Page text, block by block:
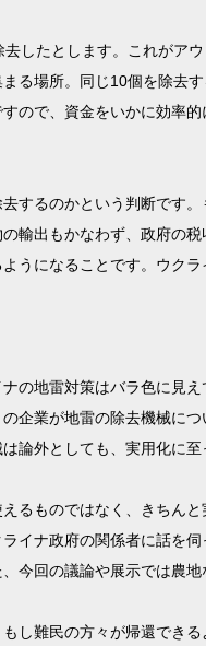
したとします。これがア
る場所。同じ10個を除去
ので、資金をいかに効率
するのかという判断です
輸出もかなわず、政府の
うになることです。ウク
の地雷対策はバラ色に見
企業が地雷の除去機械に
論外としても、実用化に至
るものではなく、きちん
イナ政府の関係者に話を
今回の議論や展示では農
し難民の方々が帰還でき